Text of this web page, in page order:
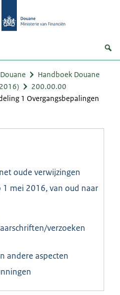
Handboek Douane
200.00.00
1 Overgangsbepalingen
oude verwijzingen
1 mei 2016, van oud naar
verzoeken
andere aspecten